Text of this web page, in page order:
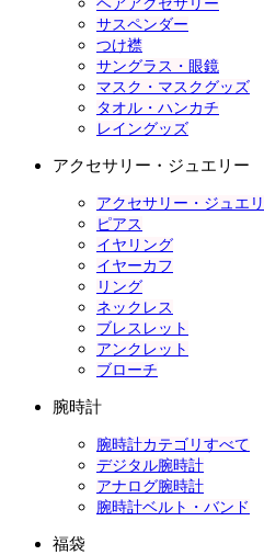
ヘアアクセサリー
サスペンダー
つけ襟
サングラス・眼鏡
マスク・マスクグッズ
タオル・ハンカチ
レイングッズ
アクセサリー・ジュエリー
アクセサリー・ジュエ
ピアス
イヤリング
イヤーカフ
リング
ネックレス
ブレスレット
アンクレット
ブローチ
腕時計
腕時計カテゴリすべて
デジタル腕時計
アナログ腕時計
腕時計ベルト・バンド
福袋